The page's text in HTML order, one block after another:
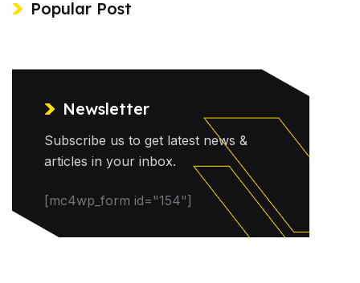
Popular Post
Newsletter
Subscribe us to get latest news &
articles in your inbox.
[mc4wp_form id="154"]